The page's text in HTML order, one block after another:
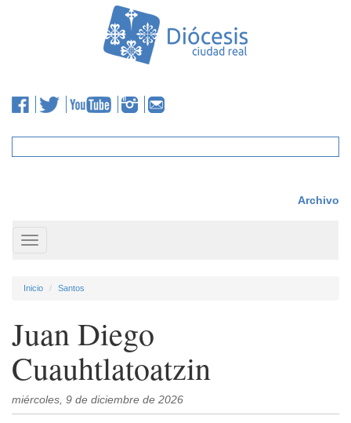
Archivo
Toggle
navigation
Inicio Santos
Juan Diego
Cuauhtlatoatzin
miércoles, 9 de diciembre de 2026